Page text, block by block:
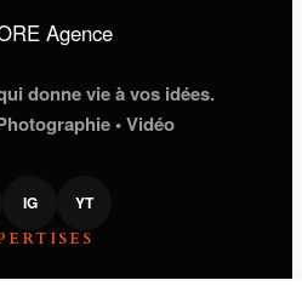
donne vie à vos idées.
• Vidéo
IG
YT